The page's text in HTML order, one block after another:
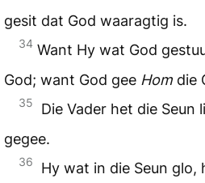
gesit dat God waaragtig is.
34 Want Hy wat God
God; want God gee Hom die
35
Die Vader het die Seun
gegee.
36 Hy wat in die Seun glo,